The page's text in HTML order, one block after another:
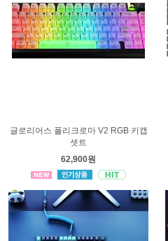
글로리어스 폴리크로마 V2 RGB 키캡
셋트
62,900원